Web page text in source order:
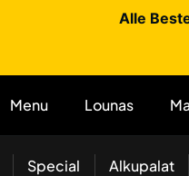
Alle
Menu Lounas
Special Alkupalat